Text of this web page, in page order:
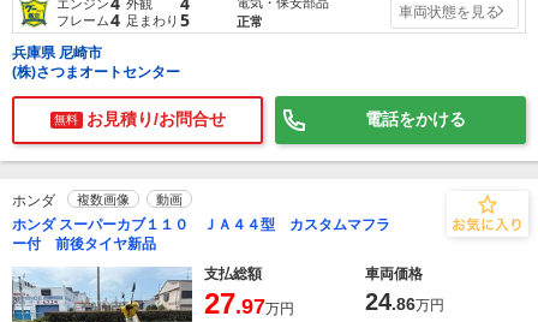
フレーム4 足まわり 5
正常
車両状態を見る
兵庫県 尼崎市
(株)さつまオートセンター
無料 お見積り/お問合せ 電話をかける
ホンダ 複数画像 動画
ホンダ スーパーカブ１１０ ＪＡ４４型 カスタムマフラ
ー付 前後タイヤ新品
支払総額
車両価格
27.97万円 24.86万円